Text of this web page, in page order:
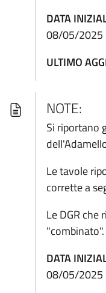
DATA
08/05/2025
ULTIMO
NOTE:
Si riportano
Le tavole
corrette a
Le DGR che
"combinato".
DATA
08/05/2025